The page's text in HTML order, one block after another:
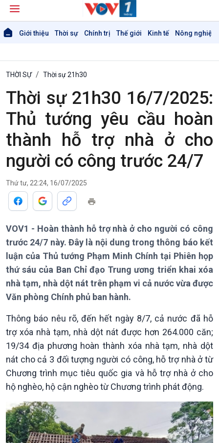
Giới thiệu Thời sự Chính trị Thế giới Kinh tế Nông nghiệp
Giới thiệu
Thời sự 18h
Thời sự 21h30
Bản tin
Chuyên mục
Theo dòng Thời sự
Chính trị
Tin Chính trị
Chính phủ với người dân
Quốc hội với cử tri
Xây dựng đảng
Thế giới
Tin thế giới
Hồ sơ sự kiện quốc tế
Thế giới & Việt Nam
THỜI SỰ Thời sự 21h30
Thời sự 21h30 16/7/2025:
Thủ tướng yêu cầu hoàn
thành hỗ trợ nhà ở cho
người có công trước 24/7
Thứ tư, 22:24, 16/07/2025
VOV1 - Hoàn thành hỗ trợ nhà ở cho người có công
trước 24/7 này. Đây là nội dung trong thông báo kết
luận của Thủ tướng Phạm Minh Chính tại Phiên họp
thứ sáu của Ban Chỉ đạo Trung ương triển khai xóa
nhà tạm, nhà dột nát trên phạm vi cả nước vừa được
Văn phòng Chính phủ ban hành.
Thông báo nêu rõ, đến hết ngày 8/7, cả nước đã hỗ
trợ xóa nhà tạm, nhà dột nát được hơn 264.000 căn;
19/34 địa phương hoàn thành xóa nhà tạm, nhà dột
nát cho cả 3 đối tượng người có công, hỗ trợ nhà ở từ
Chương trình mục tiêu quốc gia và hỗ trợ nhà ở cho
hộ nghèo, hộ cận nghèo từ Chương trình phát động.